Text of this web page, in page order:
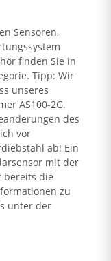
Sensoren,
finden Sie in
Tipp: Wir
unseres
AS100-2G.
des
vor
ab! Ein
mit der
bereits die
zu
unter der